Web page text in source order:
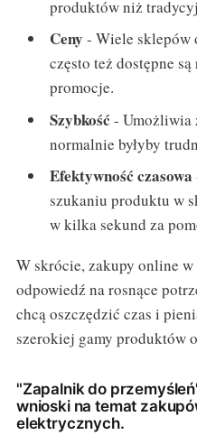
produktów niż
Ceny - Wiele sklepów
często też dostępne
promocje.
Szybkość - Umożliwia
normalnie byłyby
Efektywność czasowa
szukaniu produktu w
w kilka sekund za
W skrócie, zakupy online
odpowiedź na rosnące
chcą oszczędzić czas i
szerokiej gamy produktów
"Zapalnik do
wnioski na temat
elektrycznych.